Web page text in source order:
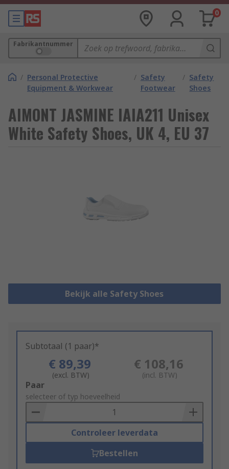
0
Fabrikantnummer
/ Personal Protective
Equipment & Workwear
/ Safety
Footwear
/ Safety
Shoes
AIMONT JASMINE IAIA211 Unisex
White Safety Shoes, UK 4, EU 37
Bekijk alle Safety Shoes
Subtotaal (1 paar)*
€ 89,39
(excl. BTW)
€ 108,16
(incl. BTW)
Add
to
Basket
Paar
selecteer of typ hoeveelheid
Controleer leverdata
Bestellen